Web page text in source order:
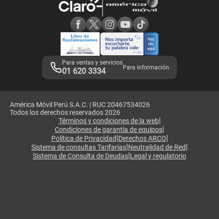
Adquirientes iPhone 6, 6S y SE
Mensaje de Seguridad
Términos y Condiciones de Tienda Claro
Libro de Reclamaciones
Legales de marketplace
Para ventas y servicios
01 620 3334 Para información
América Móvil Perú S.A.C. | RUC 20467534026
Todos los derechos reservados 2026
Términos y condiciones de la web|
Condiciones de garantía de equipos|
Política de Privacidad|Derechos ARCO|
Sistema de consultas Tarifarias|Neutralidad de Red|
Sistema de Consulta de Deudas|Legal y regulatorio